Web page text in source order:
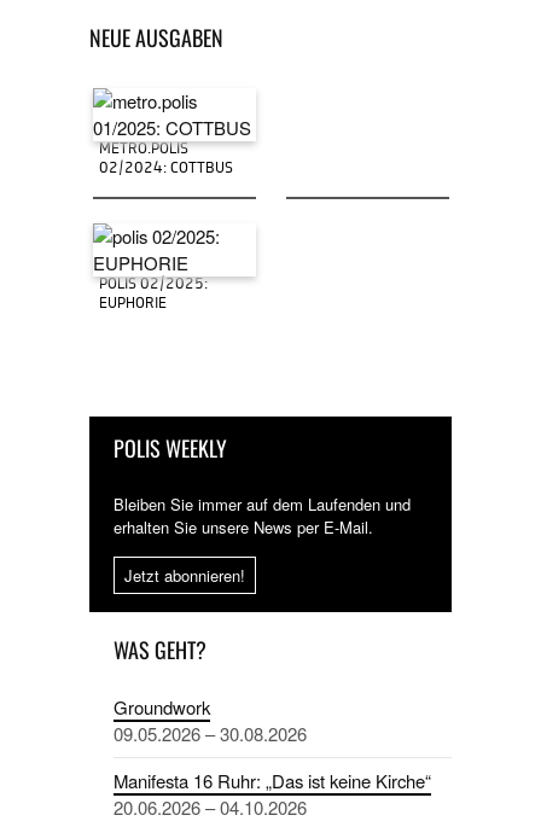
NEUE AUSGABEN
METRO.POLIS
02/2024: COTTBUS
POLIS 02/2025:
EUPHORIE
POLIS WEEKLY
Bleiben Sie immer auf dem Laufenden und
erhalten Sie unsere News per E-Mail.
Jetzt abonnieren!
WAS GEHT?
Groundwork
09.05.2026 – 30.08.2026
Manifesta 16 Ruhr: „Das ist keine Kirche“
20.06.2026 – 04.10.2026